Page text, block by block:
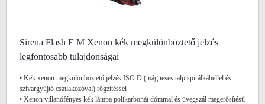
Sirena Flash E M Xenon kék megkülönböztető jelzés
legfontosabb tulajdonságai
• Kék xenon megkülönböztető jelzés ISO D (mágneses talp spirálkábellel és
szivargyújtó csatlakozóval) rögzítéssel
• Xenon villanófényes kék lámpa polikarbonát dómmal és üvegszál megerősítésű